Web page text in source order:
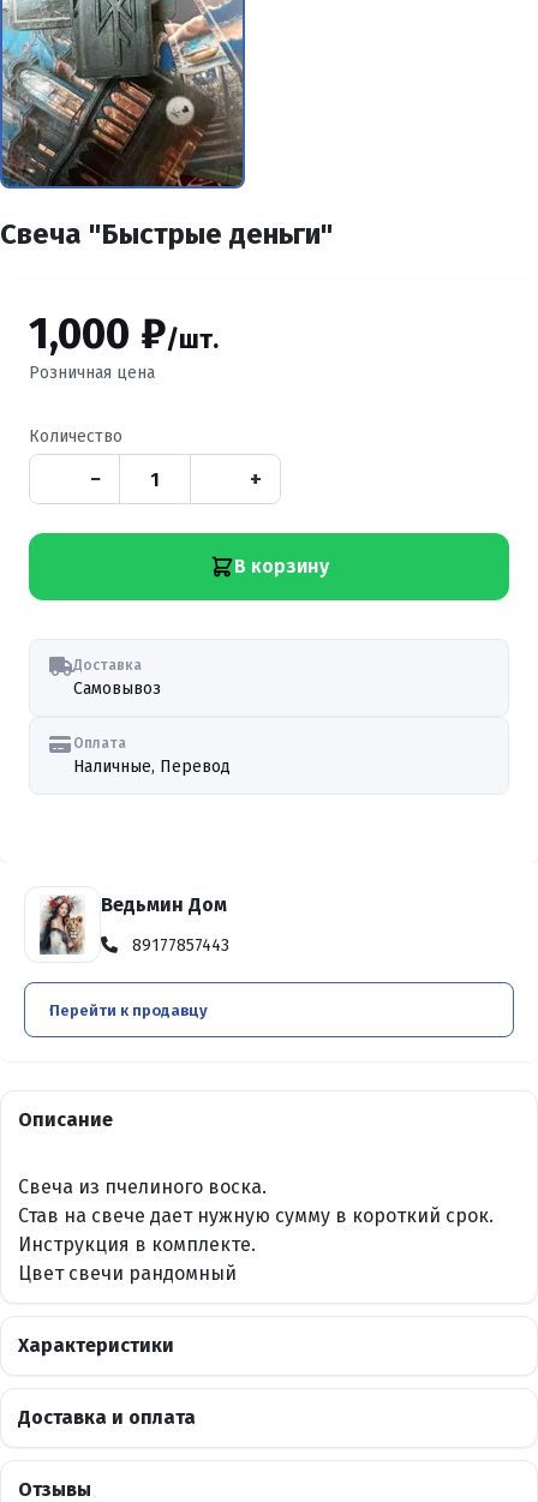
Свеча "Быстрые деньги"
1,000 ₽/шт.
Розничная цена
Количество
− +
В корзину
Доставка
Самовывоз
Оплата
Наличные, Перевод
Ведьмин Дом
89177857443
Перейти к продавцу
Описание
Свеча из пчелиного воска.
Став на свече дает нужную сумму в короткий срок.
Инструкция в комплекте.
Цвет свечи рандомный
Характеристики
Доставка и оплата
Отзывы